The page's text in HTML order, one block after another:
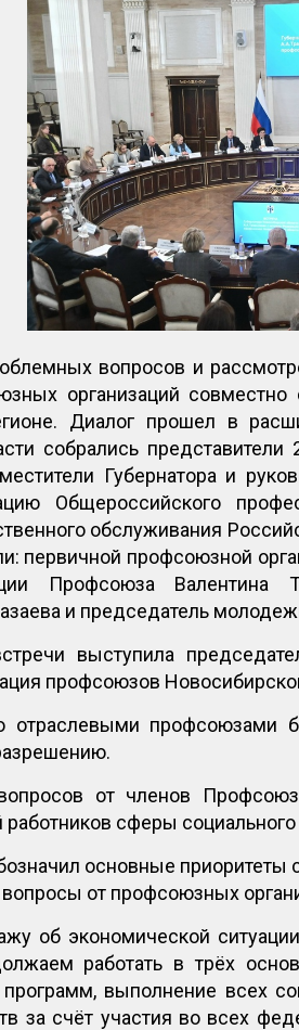
вопросов и
организаций
Диалог прошел в
собрались
Губернатора и
Общероссийского
обслуживания
первичной профсоюзной
Профсоюза Валентина
и председатель
выступила
профсоюзов
отраслевыми
от членов
сферы
основные приоритеты
от профсоюзных
об экономической
работать в трёх
выполнение всех
за счёт участия во всех